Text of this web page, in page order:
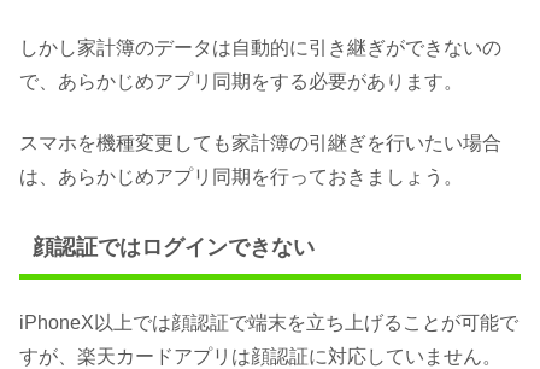
しかし家計簿のデータは自動的に引き継ぎができないの
で、あらかじめアプリ同期をする必要があります。
スマホを機種変更しても家計簿の引継ぎを行いたい場合
は、あらかじめアプリ同期を行っておきましょう。
顔認証ではログインできない
iPhoneX以上では顔認証で端末を立ち上げることが可能で
すが、楽天カードアプリは顔認証に対応していません。